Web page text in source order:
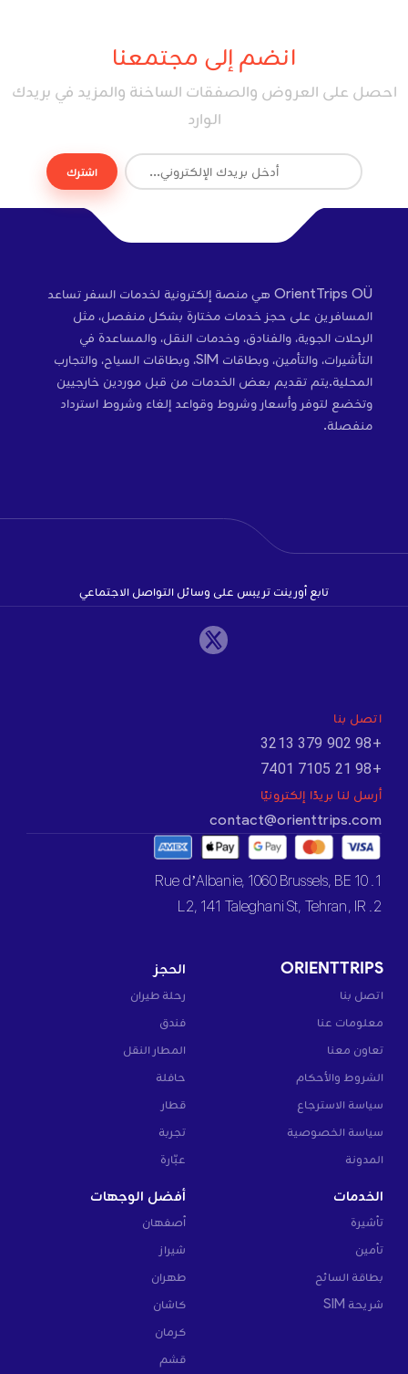
انضم إلى مجتمعنا
احصل على العروض والصفقات الساخنة والمزيد في بريدك
الوارد
اشترك
OrientTrips OÜ هي منصة إلكترونية لخدمات السفر تساعد
المسافرين على حجز خدمات مختارة بشكل منفصل، مثل
الرحلات الجوية، والفنادق، وخدمات النقل، والمساعدة في
التأشيرات، والتأمين، وبطاقات SIM، وبطاقات السياح، والتجارب
المحلية.يتم تقديم بعض الخدمات من قبل موردين خارجيين
وتخضع لتوفر وأسعار وشروط وقواعد إلغاء وشروط استرداد
منفصلة.
تابع أورينت تريبس على وسائل التواصل الاجتماعي
اتصل بنا
+98 902 379 3213
+98 21 7105 7401
أرسل لنا بريدًا إلكترونيًا
contact@orienttrips.com
1. 10 Rue d’Albanie, 1060 Brussels, BE
2. L2, 141 Taleghani St, Tehran, IR
ORIENTTRIPS
اتصل بنا
معلومات عنا
تعاون معنا
الشروط والأحكام
سياسة الاسترجاع
سياسة الخصوصية
المدونة
الحجز
رحلة طيران
فندق
المطار النقل
حافلة
قطار
تجربة
عبّارة
الخدمات
تأشيرة
تأمين
بطاقة السائح
شريحة SIM
أفضل الوجهات
أصفهان
شيراز
طهران
كاشان
كرمان
قشم